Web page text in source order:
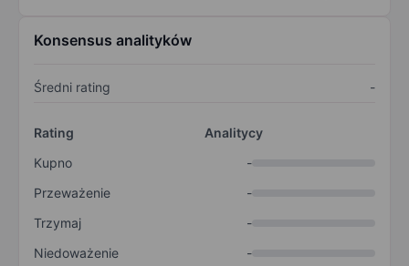
Konsensus analityków
Średni rating -
Rating
Analitycy
Kupno
-
Przeważenie
-
Trzymaj
-
Niedoważenie
-